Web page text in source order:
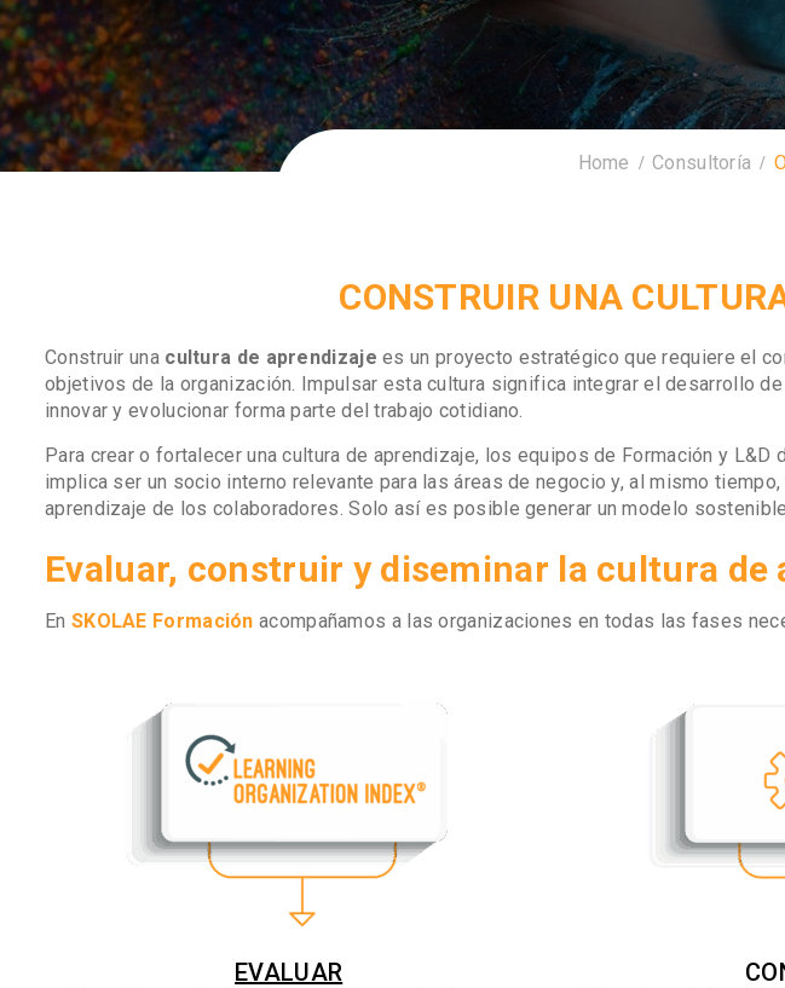
Home Consultoría
CONSTRUIR UNA
Construir una cultura de aprendizaje es un proyecto estratégico que requiere el
objetivos de la organización. Impulsar esta cultura significa integrar el desarrollo
innovar y evolucionar forma parte del trabajo cotidiano.
Para crear o fortalecer una cultura de aprendizaje, los equipos de Formación y L&D
implica ser un socio interno relevante para las áreas de negocio y, al mismo tiempo,
aprendizaje de los colaboradores. Solo así es posible generar un modelo
Evaluar, construir y diseminar la cultura de
En SKOLAE Formación acompañamos a las organizaciones en todas las fases
EVALUAR